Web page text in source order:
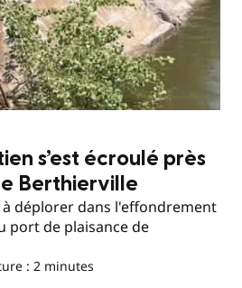
s’est écroulé près
Berthierville
déplorer dans l'effondrement
port de plaisance de
: 2 minutes